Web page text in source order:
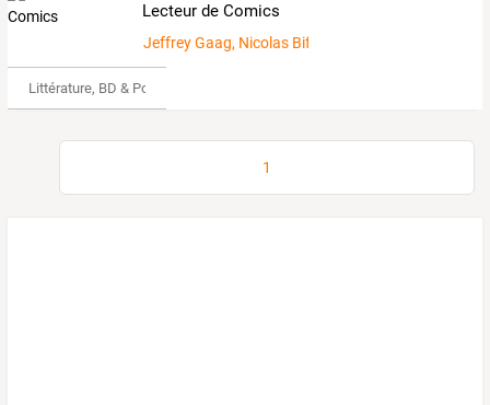
Lecteur de Comics
Jeffrey Gaag, Nicolas Biffi
Littérature, BD & Poésie
1